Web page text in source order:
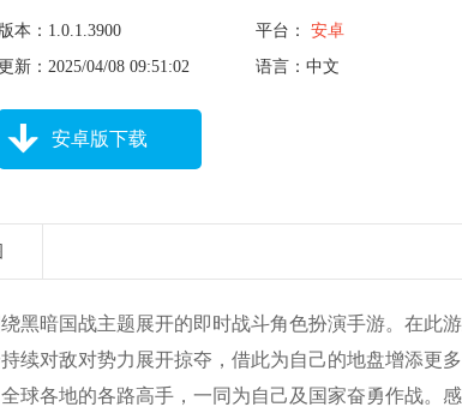
版本：1.0.1.3900 平台： 安卓
更新：2025/04/08 09:51:02
语言：中文
安卓版下载
黑暗国战主题展开的即时战斗角色扮演手游。在此
续对敌对势力展开掠夺，借此为自己的地盘增添更
球各地的各路高手，一同为自己及国家奋勇作战。